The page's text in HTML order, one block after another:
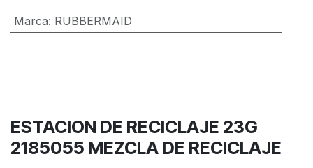
Marca: RUBBERMAID
ESTACION DE RECICLAJE 23G
2185055 MEZCLA DE RECICLAJE